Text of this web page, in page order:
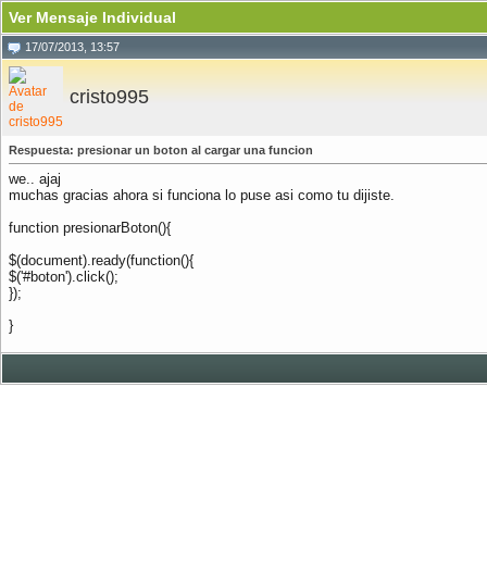
Ver Mensaje Individual
17/07/2013, 13:57
cristo995
Respuesta: presionar un boton al cargar una funcion
we.. ajaj
muchas gracias ahora si funciona lo puse asi como tu dijiste.
function presionarBoton(){
$(document).ready(function(){
$('#boton').click();
});
}